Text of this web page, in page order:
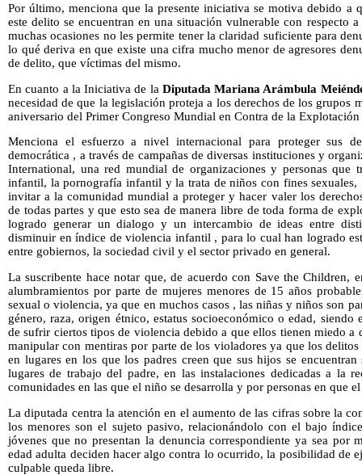
Por último, menciona que la presente iniciativa se motiva debido a
este delito se encuentran en una situación vulnerable con respecto
muchas ocasiones no les permite tener la claridad suficiente para
lo qué deriva en que existe una cifra mucho menor de agresores
de delito, que víctimas del mismo.
En cuanto a la Iniciativa de la Diputada Mariana Arámbula
necesidad de que la legislación proteja a los derechos de los grupos
aniversario del Primer Congreso Mundial en Contra de la
Menciona el esfuerzo a nivel internacional para proteger sus
democrática , a través de campañas de diversas instituciones y
International, una red mundial de organizaciones y personas que
infantil, la pornografía infantil y la trata de niños con fines sexuales,
invitar a la comunidad mundial a proteger y hacer valer los
de todas partes y que esto sea de manera libre de toda forma de
logrado generar un dialogo y un intercambio de ideas entre
disminuir en índice de violencia infantil , para lo cual han logrado
entre gobiernos, la sociedad civil y el sector privado en general.
La suscribente hace notar que, de acuerdo con Save the
alumbramientos por parte de mujeres menores de 15 años
sexual o violencia, ya que en muchos casos , las niñas y niños son
género, raza, origen étnico, estatus socioeconómico o edad,
de sufrir ciertos tipos de violencia debido a que ellos tienen miedo a
manipular con mentiras por parte de los violadores ya que los delitos
en lugares en los que los padres creen que sus hijos se encuentran
lugares de trabajo del padre, en las instalaciones dedicadas a la
comunidades en las que el niño se desarrolla y por personas en que
La diputada centra la atención en el aumento de las cifras sobre la
los menores son el sujeto pasivo, relacionándolo con el bajo
jóvenes que no presentan la denuncia correspondiente ya sea por
edad adulta deciden hacer algo contra lo ocurrido, la posibilidad de
culpable queda libre.